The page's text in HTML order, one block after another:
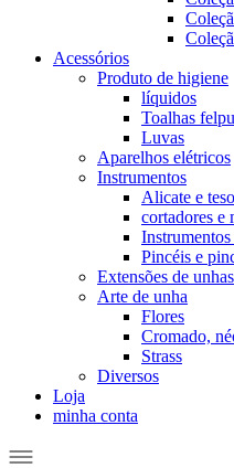
Acessórios
Produto de higiene
líquidos
Toalhas
Luvas
Aparelhos elétricos
Instrumentos
Alicate e
cortadores e
Pincéis e
Extensões de unhas
Arte de unha
Flores
Cromado,
Strass
Diversos
Loja
minha conta